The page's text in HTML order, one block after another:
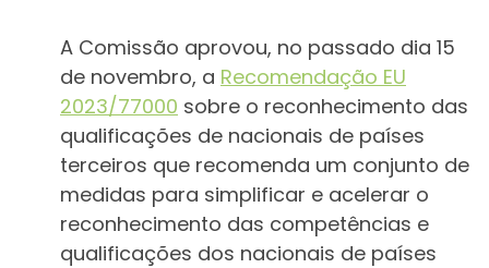
A Comissão aprovou, no passado dia 15
de novembro, a Recomendação EU
2023/77000 sobre o reconhecimento das
qualificações de nacionais de países
terceiros que recomenda um conjunto de
medidas para simplificar e acelerar o
reconhecimento das competências e
qualificações dos nacionais de países